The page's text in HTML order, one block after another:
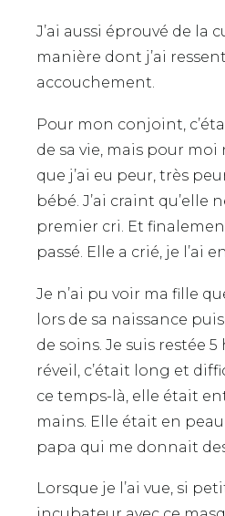
J’ai aussi éprouvé de la
manière dont j’ai
accouchement.
Pour mon conjoint,
de sa vie, mais pour moi
que j’ai eu peur, très
bébé. J’ai craint qu’elle
premier cri. Et
passé. Elle a crié, je l’ai
Je n’ai pu voir ma fille
lors de sa naissance
de soins. Je suis restée
réveil, c’était long et
ce temps-là, elle était
mains. Elle était en
papa qui me donnait
Lorsque je l’ai vue, si